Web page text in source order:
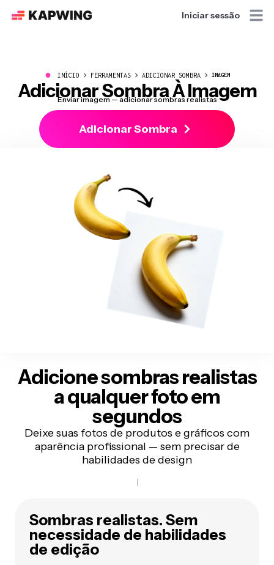
Iniciar sessão
● INÍCIO FERRAMENTAS ADICIONAR SOMBRA IMAGEM
Adicionar Sombra À Imagem
Enviar imagem — adicionar sombras realistas
Adicionar Sombra
Adicione sombras realistas
a qualquer foto em
segundos
Deixe suas fotos de produtos e gráficos com
aparência profissional — sem precisar de
habilidades de design
Sombras realistas. Sem
necessidade de habilidades
de edição